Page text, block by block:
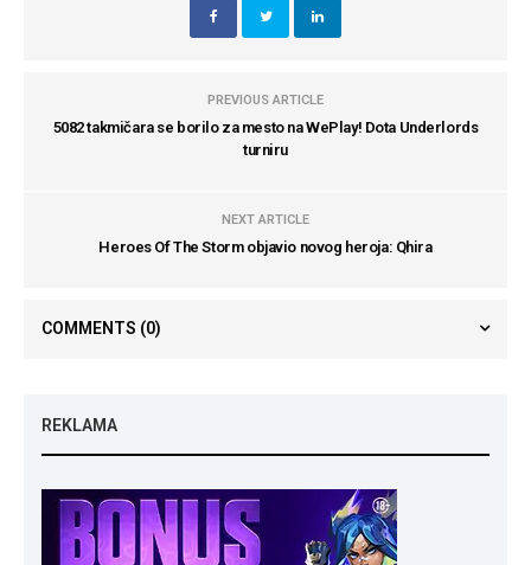
PREVIOUS ARTICLE
5082 takmičara se borilo za mesto na WePlay! Dota Underlords
turniru
NEXT ARTICLE
Heroes Of The Storm objavio novog heroja: Qhira
COMMENTS (0)
REKLAMA